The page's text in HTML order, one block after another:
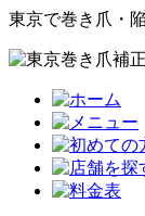
東京で巻き爪・